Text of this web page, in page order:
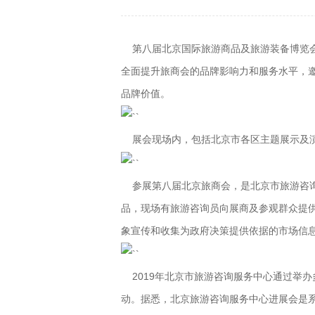
第八届北京国际旅游商品及旅游装备博览
全面提升旅商会的品牌影响力和服务水平，
品牌价值。
展会现场内，包括北京市各区主题展示及
参展第八届北京旅商会，是北京市旅游咨
品，现场有旅游咨询员向展商及参观群众提
象宣传和收集为政府决策提供依据的市场信
2019年北京市旅游咨询服务中心通过举办
动。据悉，北京旅游咨询服务中心进展会是